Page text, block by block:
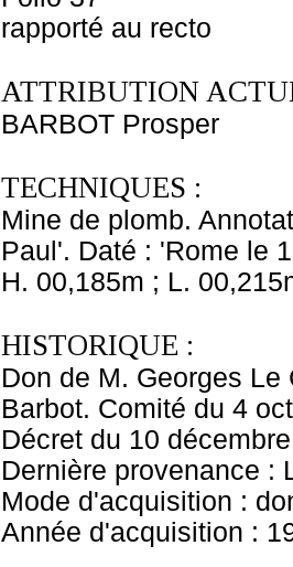
rapporté au recto
ATTRIBUTION
BARBOT Prosper
TECHNIQUES :
Mine de plomb.
Paul'. Daté : 'Rome le
H. 00,185m ; L.
HISTORIQUE :
Don de M. Georges
Barbot. Comité du 4
Décret du 10
Dernière provenance :
Mode d'acquisition :
Année d'acquisition :